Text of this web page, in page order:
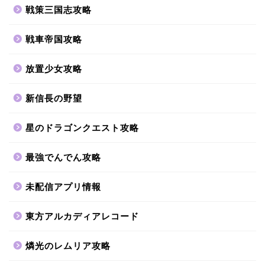
戦策三国志攻略
戦車帝国攻略
放置少女攻略
新信長の野望
星のドラゴンクエスト攻略
最強でんでん攻略
未配信アプリ情報
東方アルカディアレコード
燐光のレムリア攻略